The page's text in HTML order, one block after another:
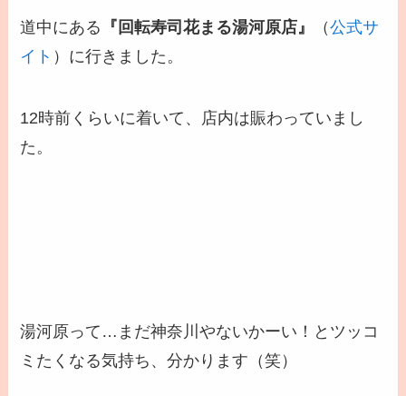
道中にある 『回転寿司花まる湯河原店』 （公式サ
イト ）に行きました。
12時前くらいに着いて、店内は賑わっていまし
た。
湯河原って…まだ神奈川やないかーい！とツッコ
ミたくなる気持ち、分かります（笑）